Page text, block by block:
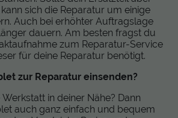
sich die Reparatur um einige
Auch bei erhöhter Auftragslage
dauern. Am besten fragst du
zum Reparatur-Service
für deine Reparatur benötigt.
zur Reparatur einsenden?
in deiner Nähe? Dann
auch ganz einfach und bequem